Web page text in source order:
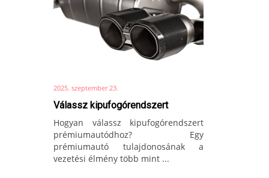
2025. szeptember 23.
Válassz kipufogórendszert
Hogyan válassz kipufogórendszert
prémiumautódhoz? Egy
prémiumautó tulajdonosának a
vezetési élmény több mint ...